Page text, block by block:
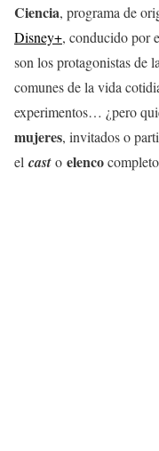
Ciencia, programa de
Disney+, conducido por
son los protagonistas de
comunes de la vida
experimentos… ¿pero
mujeres, invitados o
el casto elenco